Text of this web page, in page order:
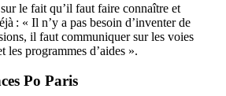
le fait qu’il faut faire connaître et
: « Il n’y a pas besoin d’inventer de
il faut communiquer sur les voies
les programmes d’aides ».
Po Paris